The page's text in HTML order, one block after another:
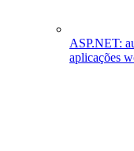
ASP.NET:
aplicações